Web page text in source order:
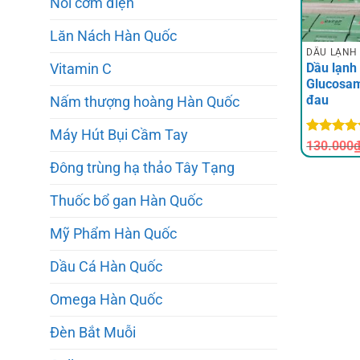
Nồi cơm điện
Lăn Nách Hàn Quốc
Vitamin C
Nấm thượng hoàng Hàn Quốc
Máy Hút Bụi Cầm Tay
Đông trùng hạ thảo Tây Tạng
Thuốc bổ gan Hàn Quốc
Mỹ Phẩm Hàn Quốc
Dầu Cá Hàn Quốc
Omega Hàn Quốc
Đèn Bắt Muỗi
DẦU
Dầu
đau
Được xếp
hạng55
130.000